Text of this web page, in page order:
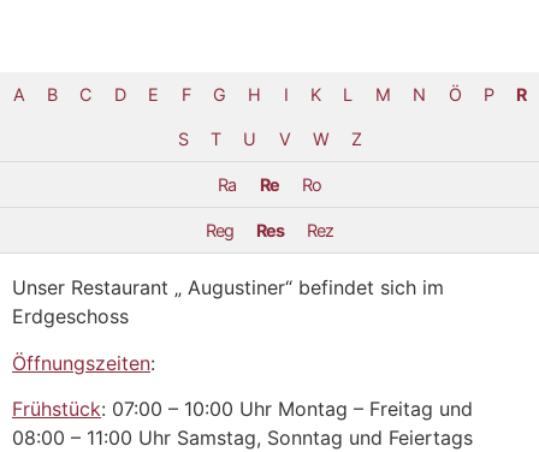
A B C D E F G H I K L M N Ö P R
S T U V W Z
Ra Re Ro
Reg Res Rez
Unser Restaurant „ Augustiner“ befindet sich im
Erdgeschoss
Öffnungszeiten:
Frühstück: 07:00 – 10:00 Uhr Montag – Freitag und
08:00 – 11:00 Uhr Samstag, Sonntag und Feiertags